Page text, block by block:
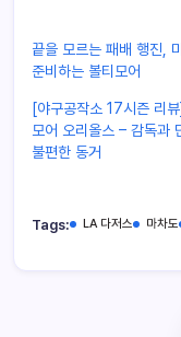
끝을 모르는 패배 행진,
준비하는 볼티모어
[야구공작소 17시즌 리
모어 오리올스 – 감독과
불편한 동거
Tags: LA 다저스 마차도